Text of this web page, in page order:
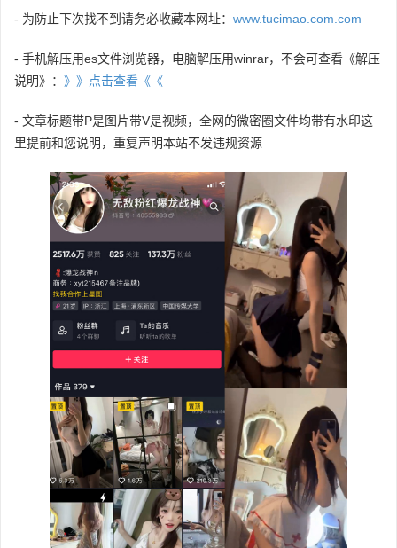
- 为防止下次找不到请务必收藏本网址： www.tucimao.com.com
- 手机解压用es文件浏览器，电脑解压用winrar，不会可查看《解压
说明》： 》》点击查看《《
- 文章标题带P是图片带V是视频，全网的微密圈文件均带有水印这
里提前和您说明，重复声明本站不发违规资源